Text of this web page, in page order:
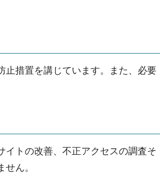
止措置を講じています。また、必要
イトの改善、不正アクセスの調査そ
ん。